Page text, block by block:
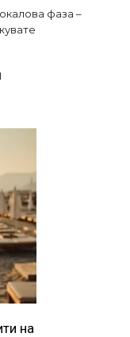
фаза –
на